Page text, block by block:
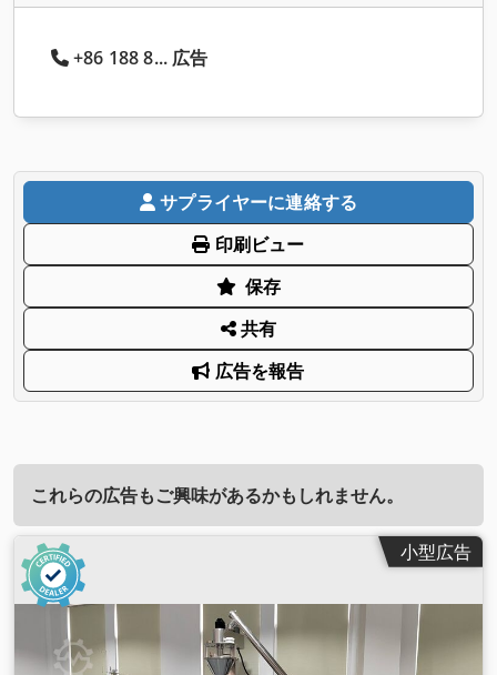
+86 188 8... 広告
サプライヤーに連絡する
印刷ビュー
保存
共有
広告を報告
これらの広告もご興味があるかもしれません。
小型広告